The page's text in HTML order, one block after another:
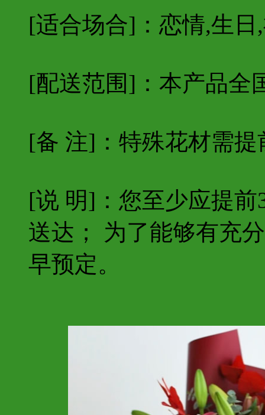
[适合场合]：恋情,生日
[配送范围]：本产品全
[备 注]：特殊花材需
[说 明]：您至少应提
送达； 为了能够有充
早预定。